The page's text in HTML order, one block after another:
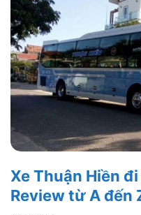
Xe Thuận Hiền
Review từ A đến